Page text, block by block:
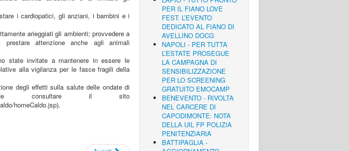
i cardiopatici, gli anziani, i bambini e i
arieggiati gli ambienti; provvedere a
prestare attenzione anche agli animali
state invitate a mantenere in essere le
alla vigilanza per le fasce fragili della
degli effetti sulla salute delle ondate di
consultare il sito
homeCaldo.jsp).
PER IL FIANO LOVE
FEST: L’EVENTO
DEDICATO AL FIANO DI
AVELLINO DOCG
NAPOLI - PER TUTTA
L’ESTATE PROSEGUE
LA CAMPAGNA DI
SENSIBILIZZAZIONE
PER LO SCREENING
GRATUITO EMOCAMP
BENEVENTO - RIVOLTA
NEL CARCERE DI
CAPODIMONTE: NOTA
DELLA UIL FP POLIZIA
PENITENZIARIA
BATTIPAGLIA -